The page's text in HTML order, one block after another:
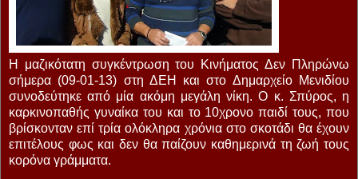
Η μαζικότατη συγκέντρωση του Κινήματος Δεν Πληρώνω
σήμερα (09-01-13) στη ΔΕΗ και στο Δημαρχείο Μενιδίου
συνοδεύτηκε από μία ακόμη μεγάλη νίκη. Ο κ. Σπύρος, η
καρκινοπαθής γυναίκα του και το 10χρονο παιδί τους, που
βρίσκονταν επί τρία ολόκληρα χρόνια στο σκοτάδι θα έχουν
επιτέλους φως και δεν θα παίζουν καθημερινά τη ζωή τους
κορόνα γράμματα.